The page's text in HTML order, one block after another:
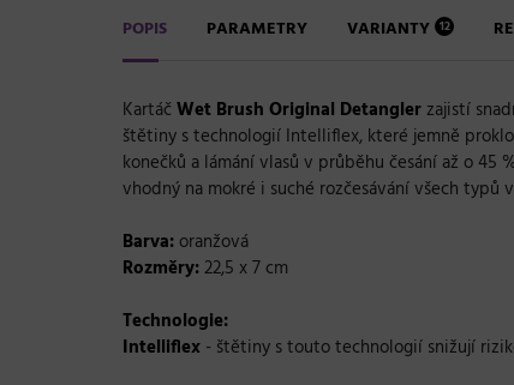
POPIS PARAMETRY VARIANTY 12
Kartáč Wet Brush Original Detangler zajistí
štětiny s technologií Intelliflex, které jemně
konečků a lámání vlasů v průběhu česání až o 45
vhodný na mokré i suché rozčesávání všech typů
Barva: oranžová
Rozměry:22,5 x 7 cm
Technologie:
Intelliflex - štětiny s touto technologií snižují